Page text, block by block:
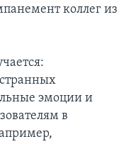
коллег из
эмоции и
в